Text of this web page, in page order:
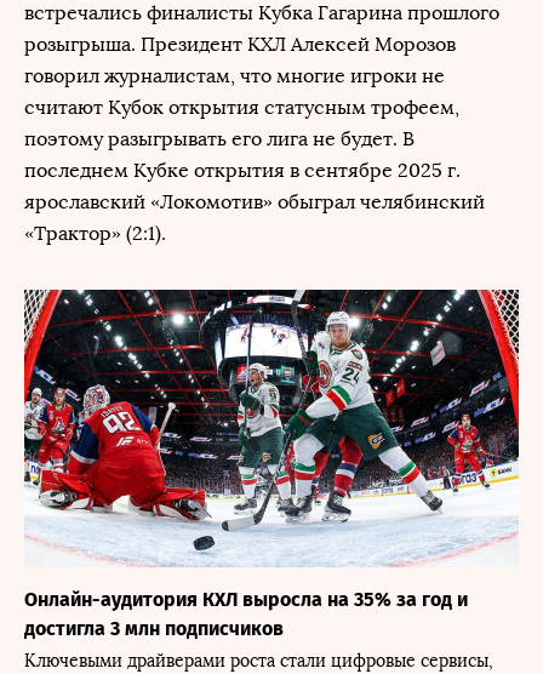
встречались финалисты Кубка Гагарина прошлого
розыгрыша. Президент КХЛ Алексей Морозов
говорил журналистам, что многие игроки не
считают Кубок открытия статусным трофеем,
поэтому разыгрывать его лига не будет. В
последнем Кубке открытия в сентябре 2025 г.
ярославский «Локомотив» обыграл челябинский
«Трактор» (2:1).
Онлайн-аудитория КХЛ выросла на 35% за год и
достигла 3 млн подписчиков
Ключевыми драйверами роста стали цифровые сервисы,